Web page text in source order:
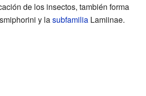
de los insectos, también forma
y lasubfamilia Lamiinae.